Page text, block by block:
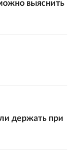
выяснить
держать при